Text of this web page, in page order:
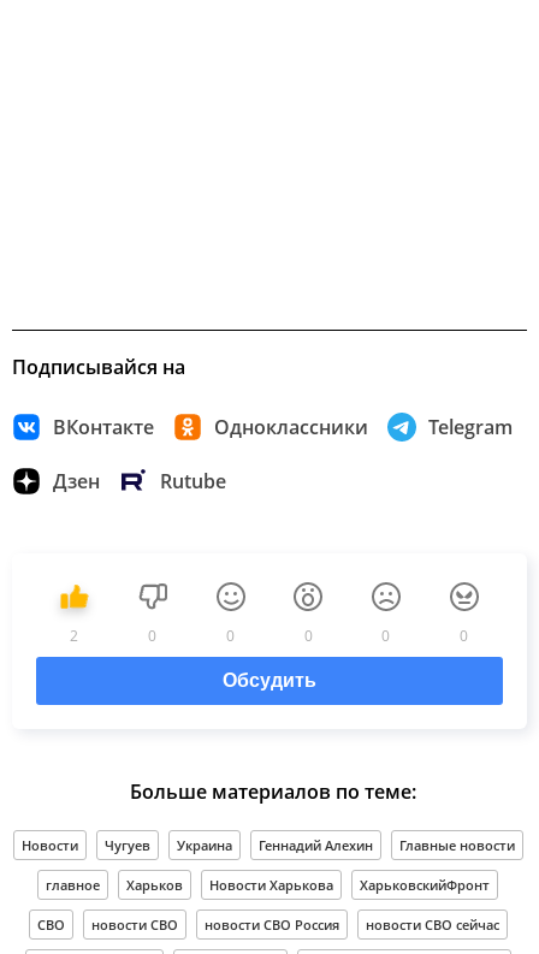
Подписывайся на
ВКонтакте Одноклассники Telegram
Дзен Rutube
2 0 0 0 0 0
Обсудить
Больше материалов по теме:
Новости Чугуев Украина Геннадий Алехин Главные новости
главное Харьков Новости Харькова ХарьковскийФронт
СВО новости СВО новости СВО Россия новости СВО сейчас